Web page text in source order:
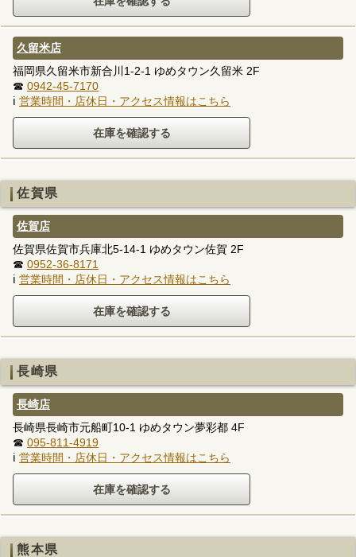
久留米店
福岡県久留米市新合川1-2-1 ゆめタウン久留米 2F
☎ 0942-45-7170
ℹ 営業時間・店休日・アクセス情報はこちら
佐賀県
佐賀店
佐賀県佐賀市兵庫北5-14-1 ゆめタウン佐賀 2F
☎ 0952-36-8171
ℹ 営業時間・店休日・アクセス情報はこちら
長崎県
長崎店
長崎県長崎市元船町10-1 ゆめタウン夢彩都 4F
☎ 095-811-4919
ℹ 営業時間・店休日・アクセス情報はこちら
熊本県